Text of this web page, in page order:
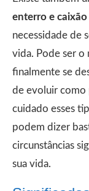
enterro e caixão
necessidade de
vida. Pode ser
finalmente se
de evoluir como
cuidado esses
podem dizer
circunstâncias
sua vida.